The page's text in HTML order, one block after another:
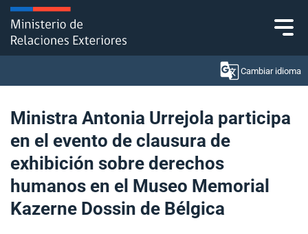
Click acá para ir directamente al contenido
Cambiar idioma
Ministerio
Política Exterior
Embajadas y consulados
Ministra Antonia Urrejola participa
en el evento de clausura de
exhibición sobre derechos
humanos en el Museo Memorial
Kazerne Dossin de Bélgica